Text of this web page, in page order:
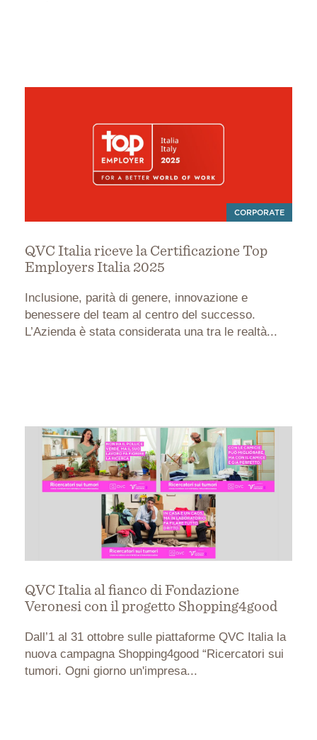
CORPORATE
QVC Italia riceve la Certificazione Top
Employers Italia 2025
Inclusione, parità di genere, innovazione e
benessere del team al centro del successo.
L’Azienda è stata considerata una tra le realtà...
QVC Italia al fianco di Fondazione
Veronesi con il progetto Shopping4good
Dall’1 al 31 ottobre sulle piattaforme QVC Italia la
nuova campagna Shopping4good “Ricercatori sui
tumori. Ogni giorno un'impresa...